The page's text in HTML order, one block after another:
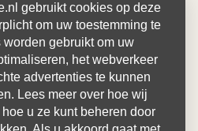
gebruikt cookies op deze
om uw toestemming te
gebruikt om uw
het webverkeer
advertenties te kunnen
Lees meer over hoe wij
u ze kunt beheren door